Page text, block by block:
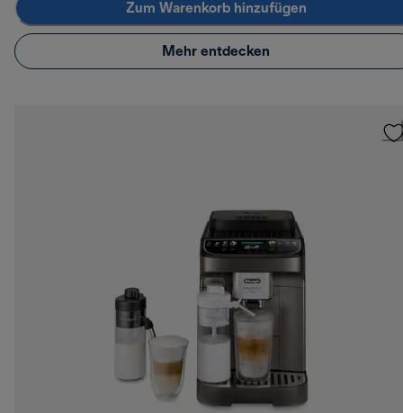
Zum Warenkorb hinzufügen
Mehr entdecken